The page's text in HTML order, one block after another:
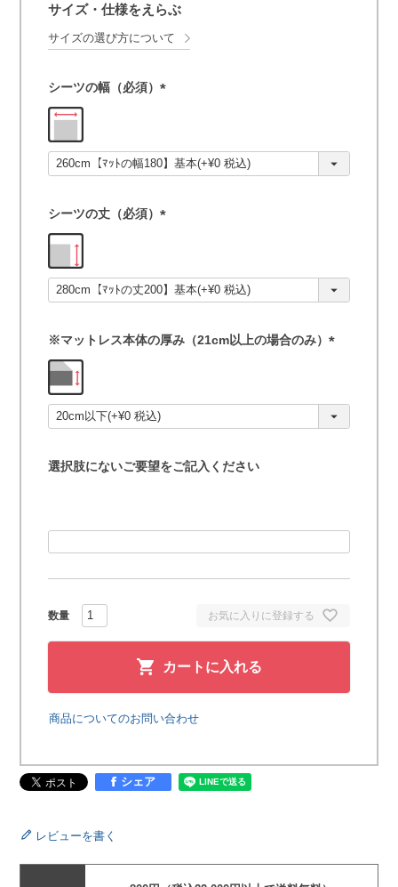
お気に入りに登録する
カートに入れる
サイズ・仕様をえらぶ
サイズの選び方について
シーツの幅（必須）
須
)
シーツの丈（必須）
須
)
※マットレス本体の厚み（21cm以上の場合のみ）
須
)
選択肢にないご要望をご記入ください
商品についてのお問い合わせ
シェア
レビューを書く